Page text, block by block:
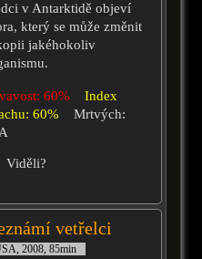
v Antarktidě objeví
který se může změnit
jakéhokoliv
60%
Index
60%
Mrtvých:
Viděli?
vetřelci
2008, 85min